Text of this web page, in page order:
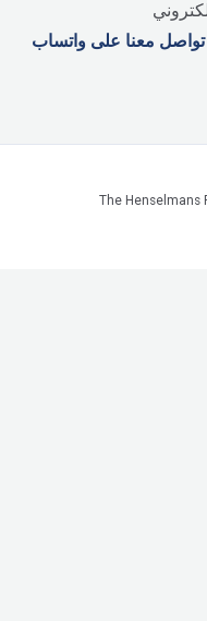
تواصل معنا على واتساب